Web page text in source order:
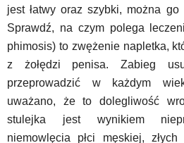
jest łatwy oraz szybki, można
Sprawdź, na czym polega
phimosis) to zwężenie napletka,
z żołędzi penisa. Zabieg
przeprowadzić w każdym
uważano, że to dolegliwość
stulejka jest wynikiem
niemowlęcia płci męskiej,